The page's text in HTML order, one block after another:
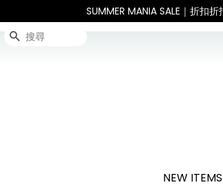
連假期間宅配服務將暫停配送。 如
搜尋
NEW ITEMS